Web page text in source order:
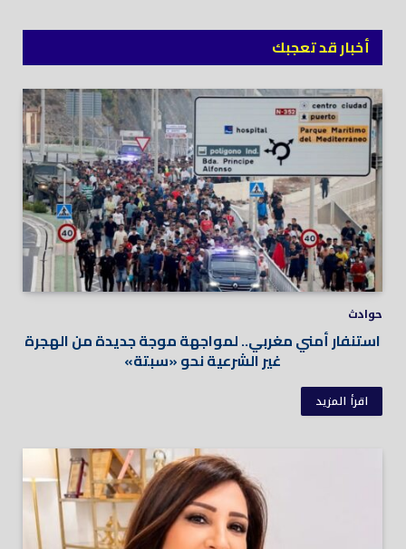
أخبار قد تعجبك
حوادث
استنفار أمني مغربي.. لمواجهة موجة جديدة من الهجرة
غير الشرعية نحو «سبتة»
اقرأ المزيد